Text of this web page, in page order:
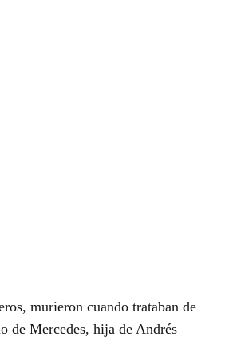
murieron cuando trataban de
de Mercedes, hija de Andrés